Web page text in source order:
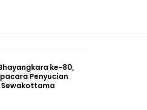
ke-80,
Penyucian
Sewakottama